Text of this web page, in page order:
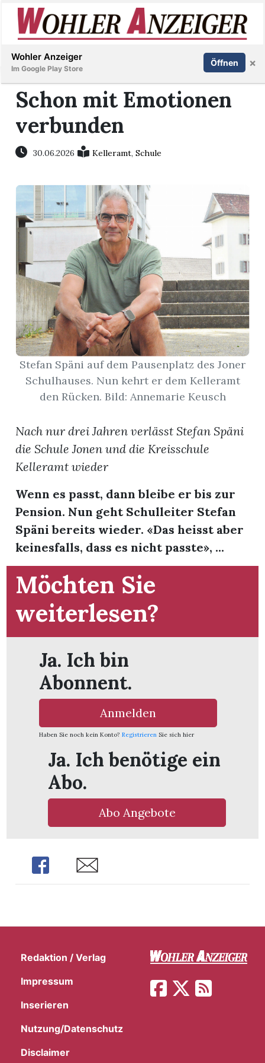
Immobilien
Veranstaltungen
Stellen
E-
Paper
Newsletter
App
Inserieren Abonnieren Anmelden
Schon mit Emotionen
verbunden
30.06.2026 Kelleramt,Schule
Stefan Späni auf dem Pausenplatz des Joner
Schulhauses. Nun kehrt er dem Kelleramt
den Rücken. Bild: Annemarie Keusch
Nach nur drei Jahren verlässt Stefan Späni
die Schule Jonen und die Kreisschule
Kelleramt wieder
Wenn es passt, dann bleibe er bis zur
Pension. Nun geht Schulleiter Stefan
Späni bereits wieder. «Das heisst aber
keinesfalls, dass es nicht passte», ...
Möchten Sie
weiterlesen?
Ja. Ich bin
Abonnent.
Anmelden
Haben Sie noch kein Konto? Registrieren Sie sich hier
Ja. Ich benötige ein
Abo.
Abo Angebote
Share Share
Redaktion / Verlag
Impressum
Inserieren
Nutzung/Datenschutz
Disclaimer
Wohler Anzeiger
Im Google Play Store
Öffnen ×